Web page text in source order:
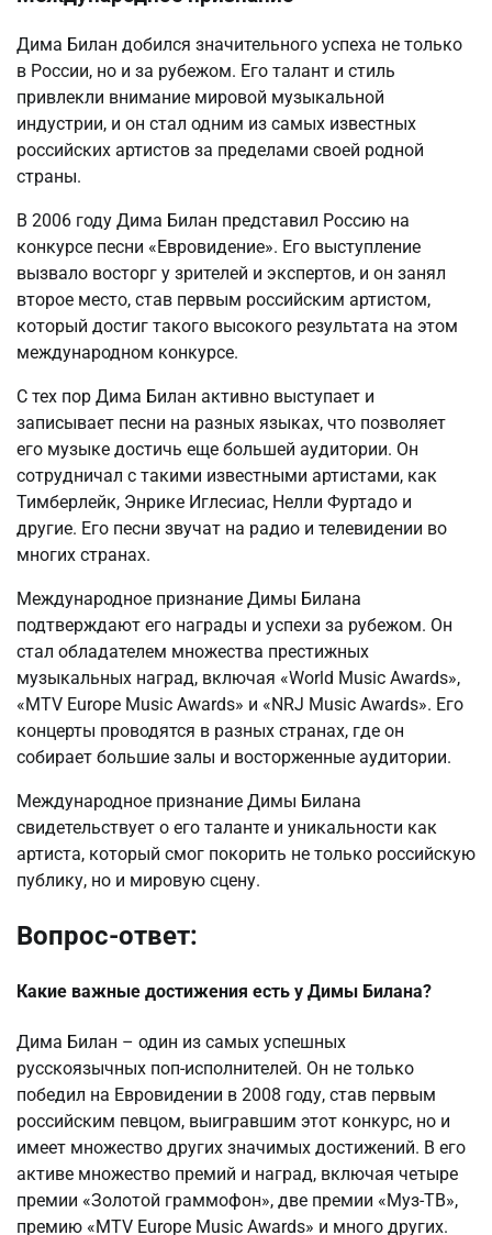
Дима Билан добился значительного успеха не только
в России, но и за рубежом. Его талант и стиль
привлекли внимание мировой музыкальной
индустрии, и он стал одним из самых известных
российских артистов за пределами своей родной
страны.
В 2006 году Дима Билан представил Россию на
конкурсе песни «Евровидение». Его выступление
вызвало восторг у зрителей и экспертов, и он занял
второе место, став первым российским артистом,
который достиг такого высокого результата на этом
международном конкурсе.
С тех пор Дима Билан активно выступает и
записывает песни на разных языках, что позволяет
его музыке достичь еще большей аудитории. Он
сотрудничал с такими известными артистами, как
Тимберлейк, Энрике Иглесиас, Нелли Фуртадо и
другие. Его песни звучат на радио и телевидении во
многих странах.
Международное признание Димы Билана
подтверждают его награды и успехи за рубежом. Он
стал обладателем множества престижных
музыкальных наград, включая «World Music Awards»,
«MTV Europe Music Awards» и «NRJ Music Awards». Его
концерты проводятся в разных странах, где он
собирает большие залы и восторженные аудитории.
Международное признание Димы Билана
свидетельствует о его таланте и уникальности как
артиста, который смог покорить не только российскую
публику, но и мировую сцену.
Вопрос-ответ:
Какие важные достижения есть у Димы Билана?
Дима Билан – один из самых успешных
русскоязычных поп-исполнителей. Он не только
победил на Евровидении в 2008 году, став первым
российским певцом, выигравшим этот конкурс, но и
имеет множество других значимых достижений. В его
активе множество премий и наград, включая четыре
премии «Золотой граммофон», две премии «Муз-ТВ»,
премию «MTV Europe Music Awards» и много других.